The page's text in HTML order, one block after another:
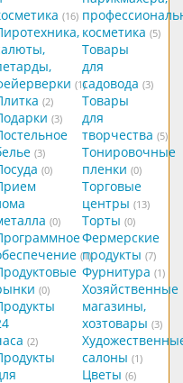
(16)
(1)
(2)
(3)
(3)
(0)
(0)
(1)
(0)
(2)
косметика (5)
Товары
для
садовода (3)
Товары
для
творчества (5)
Тонировочные
пленки (0)
Торговые
центры (13)
Торты (0)
Фермерские
продукты (7)
Фурнитура (1)
Хозяйственные
магазины,
хозтовары (3)
салоны (1)
Цветы (6)